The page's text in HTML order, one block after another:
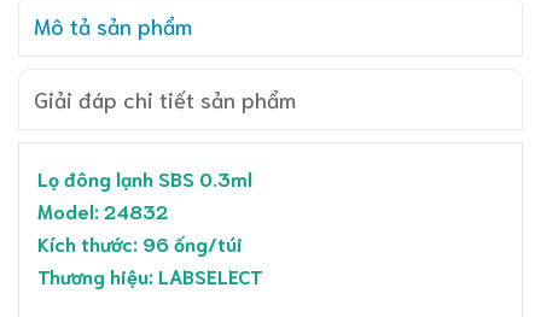
Mô tả sản phẩm
Giải đáp chi tiết sản phẩm
Lọ đông lạnh SBS 0.3ml
Model: 24832
Kích thước: 96 ống/túi
Thương hiệu: LABSELECT